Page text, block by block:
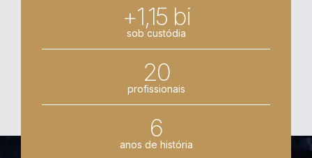
+1,15 bi
sob custódia
20
profissionais
6
anos de história